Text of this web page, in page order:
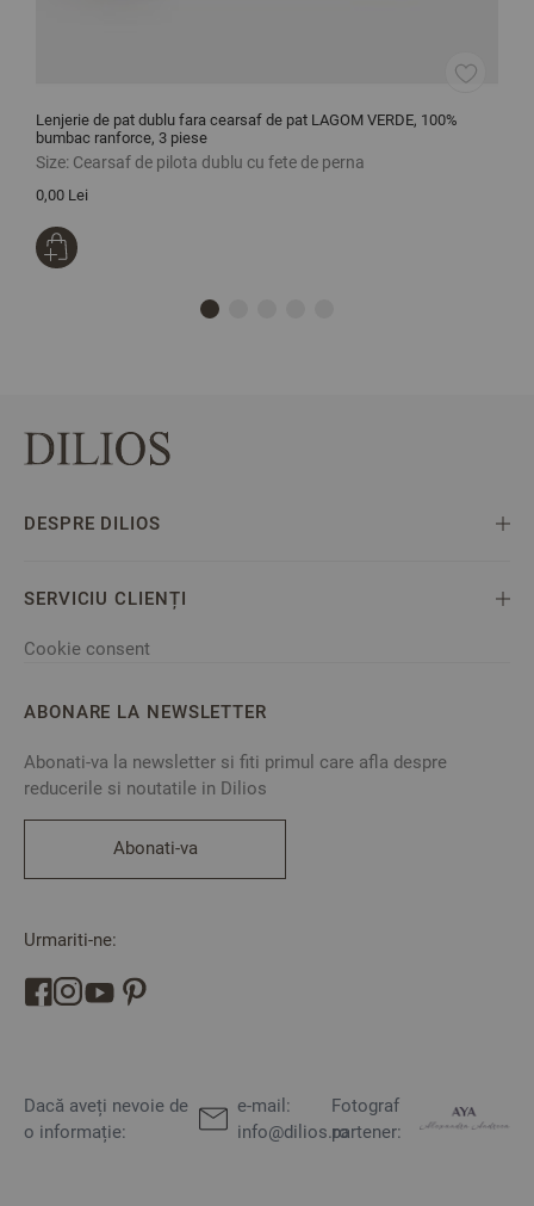
Lenjerie de pat dublu fara cearsaf de pat LAGOM VERDE, 100%
bumbac ranforce, 3 piese
Size: Cearsaf de pilota dublu cu fete de perna
0,00 Lei
DESPRE DILIOS
SERVICIU CLIENȚI
Cookie consent
ABONARE LA NEWSLETTER
Abonati-va la newsletter si fiti primul care afla despre
reducerile si noutatile in Dilios
Abonati-va
Urmariti-ne:
Dacă aveți nevoie de
o informație:
e-mail:
info@dilios.ro
Fotograf
partener: